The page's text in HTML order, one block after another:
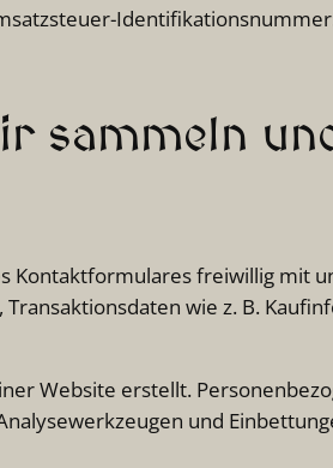
sammeln
Kontaktformulares freiwillig mit
wie z. B.
Website erstellt.
und